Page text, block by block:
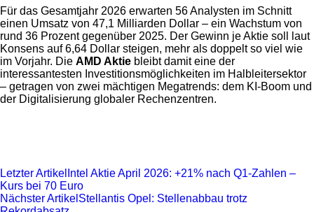
Für das Gesamtjahr 2026 erwarten 56 Analysten im Schnitt
einen Umsatz von 47,1 Milliarden Dollar – ein Wachstum von
rund 36 Prozent gegenüber 2025. Der Gewinn je Aktie soll laut
Konsens auf 6,64 Dollar steigen, mehr als doppelt so viel wie
im Vorjahr. Die AMD Aktie bleibt damit eine der
interessantesten Investitionsmöglichkeiten im Halbleitersektor
– getragen von zwei mächtigen Megatrends: dem KI-Boom und
der Digitalisierung globaler Rechenzentren.
Letzter Artikel Intel Aktie April 2026: +21% nach Q1-Zahlen –
Kurs bei 70 Euro
Nächster Artikel Stellantis Opel: Stellenabbau trotz